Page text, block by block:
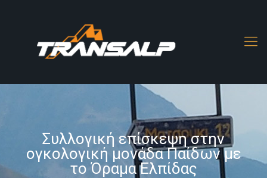
Συλλογική επίσκεψη στην
ογκολογική μονάδα Παίδων με
το Όραμα Ελπίδας